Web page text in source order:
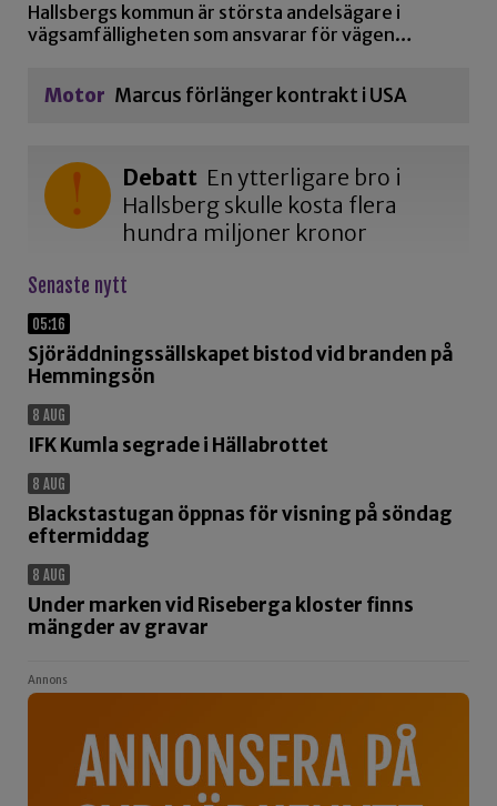
Hallsbergs kommun är största andelsägare i
vägsamfälligheten som ansvarar för vägen…
Motor Marcus förlänger kontrakt i USA
Debatt En ytterligare bro i
Hallsberg skulle kosta flera
hundra miljoner kronor
Senaste nytt
05:16
Sjöräddningssällskapet bistod vid branden på
Hemmingsön
8 AUG
IFK Kumla segrade i Hällabrottet
8 AUG
Blackstastugan öppnas för visning på söndag
eftermiddag
8 AUG
Under marken vid Riseberga kloster finns
mängder av gravar
Annons